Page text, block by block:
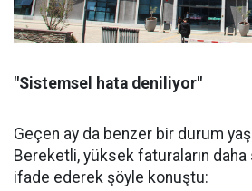
"Sistemsel hata deniliyor"
Geçen ay da benzer bir durum
Bereketli, yüksek faturaların
ifade ederek şöyle konuştu: